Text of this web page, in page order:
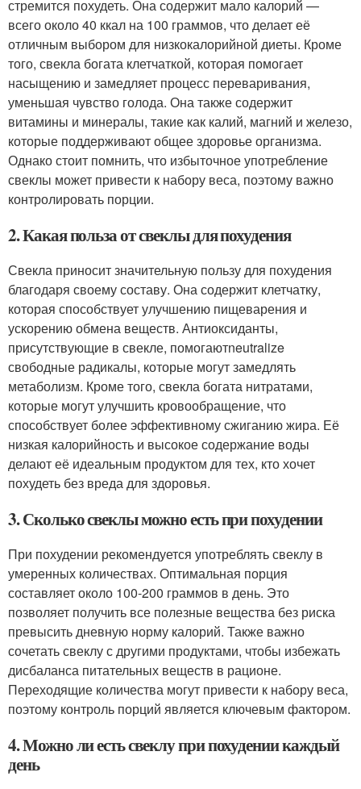
стремится похудеть. Она содержит мало калорий —
всего около 40 ккал на 100 граммов, что делает её
отличным выбором для низкокалорийной диеты. Кроме
того, свекла богата клетчаткой, которая помогает
насыщению и замедляет процесс переваривания,
уменьшая чувство голода. Она также содержит
витамины и минералы, такие как калий, магний и железо,
которые поддерживают общее здоровье организма.
Однако стоит помнить, что избыточное употребление
свеклы может привести к набору веса, поэтому важно
контролировать порции.
2. Какая польза от свеклы для похудения
Свекла приносит значительную пользу для похудения
благодаря своему составу. Она содержит клетчатку,
которая способствует улучшению пищеварения и
ускорению обмена веществ. Антиоксиданты,
присутствующие в свекле, помогаютneutralize
свободные радикалы, которые могут замедлять
метаболизм. Кроме того, свекла богата нитратами,
которые могут улучшить кровообращение, что
способствует более эффективному сжиганию жира. Её
низкая калорийность и высокое содержание воды
делают её идеальным продуктом для тех, кто хочет
похудеть без вреда для здоровья.
3. Сколько свеклы можно есть при похудении
При похудении рекомендуется употреблять свеклу в
умеренных количествах. Оптимальная порция
составляет около 100-200 граммов в день. Это
позволяет получить все полезные вещества без риска
превысить дневную норму калорий. Также важно
сочетать свеклу с другими продуктами, чтобы избежать
дисбаланса питательных веществ в рационе.
Переходящие количества могут привести к набору веса,
поэтому контроль порций является ключевым фактором.
4. Можно ли есть свеклу при похудении каждый
день